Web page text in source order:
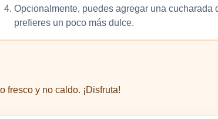
Opcionalmente, puedes agregar una cucharada
prefieres un poco más dulce.
fresco y no caldo. ¡Disfruta!